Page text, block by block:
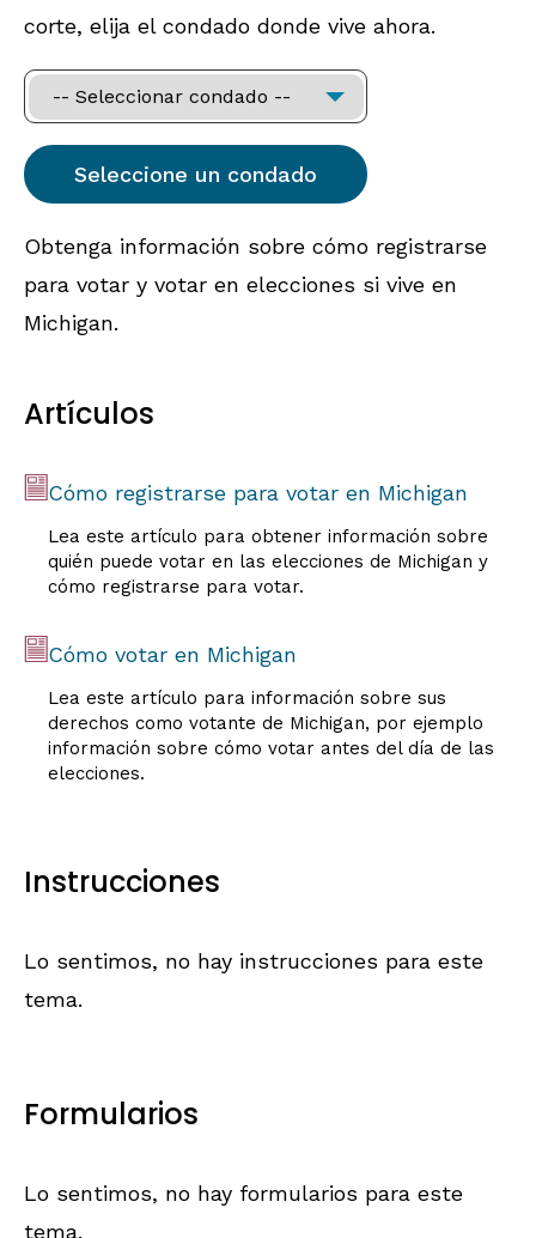
corte, elija el condado donde vive ahora.
Obtenga información sobre cómo registrarse
para votar y votar en elecciones si vive en
Michigan.
Artículos
Cómo registrarse para votar en Michigan
Lea este artículo para obtener información sobre
quién puede votar en las elecciones de Michigan y
cómo registrarse para votar.
Cómo votar en Michigan
Lea este artículo para información sobre sus
derechos como votante de Michigan, por ejemplo
información sobre cómo votar antes del día de las
elecciones.
Instrucciones
Lo sentimos, no hay instrucciones para este
tema.
Formularios
Lo sentimos, no hay formularios para este
tema.